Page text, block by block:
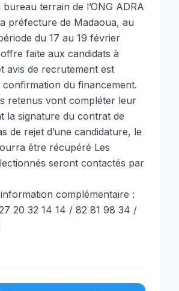
terrain de l’ONG ADRA
préfecture de Madaoua, au
du 17 au 19 février
faite aux candidats à
avis de recrutement est
confirmation du financement.
retenus vont compléter leur
la signature du contrat de
de rejet d’une candidature, le
être récupéré Les
seront contactés par
complémentaire :
20 32 14 14 / 82 81 98 34 /